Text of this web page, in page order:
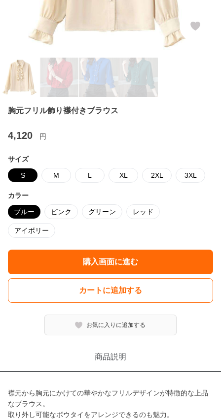
胸元フリル飾り襟付きブラウス
4,120 円
サイズ
S M L XL 2XL 3XL
カラー
ブルー ピンク グリーン レッド
アイボリー
購入画面に進む
カートに追加する
お気に入りに追加する
商品説明
襟元から胸元にかけての華やかなフリルデザインが特徴的な上品
なブラウス。
取り外し可能なボウタイをアレンジできるのも魅力。